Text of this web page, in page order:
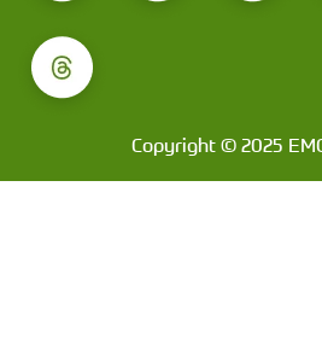
Copyright © 2025